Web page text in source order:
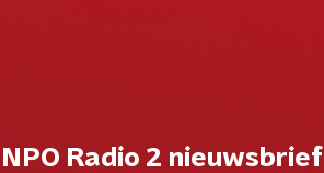
NPO Radio 2 nieuwsbrief